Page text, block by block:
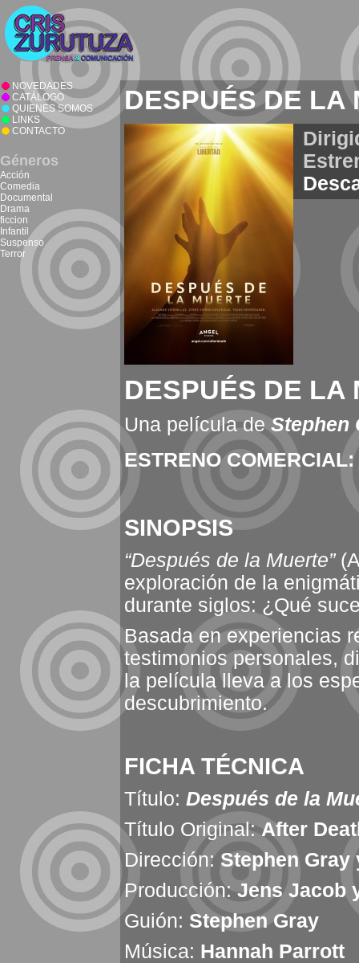
NOVEDADES
CATÁLOGO
QUIENES SOMOS
LINKS
CONTACTO
Géneros
Acción
Comedia
Documental
Drama
ficcion
Infantil
Suspenso
Terror
DESPUÉS DE LA
DESPUÉS DE LA
Una película de Stephen
ESTRENO
SINOPSIS
“Después de la Muerte”
exploración de la
durante siglos: ¿Qué
Basada en experiencias
testimonios personales,
la película lleva a los
descubrimiento.
FICHA TÉCNICA
Título: Después de la
Título Original:After
Dirección: Stephen Gray
Producción:Jens Jacob
Guión: Stephen Gray
Música: Hannah Parrott